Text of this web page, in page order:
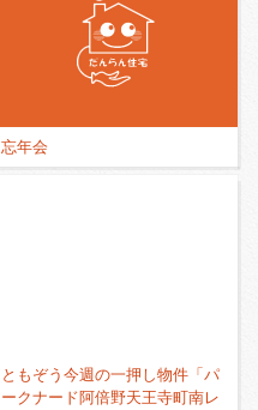
忘年会
ともぞう今週の一押し物件「パ
ークナード阿倍野天王寺町南レ